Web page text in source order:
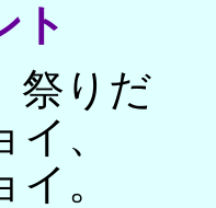
ト
祭りだ
、
。